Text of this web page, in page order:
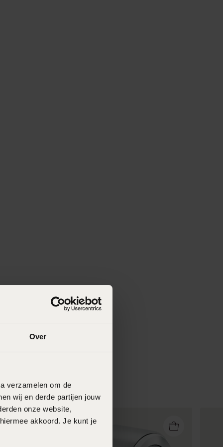
Over
verzamelen om de
wij en derde partijen jouw
onze website,
akkoord. Je kunt je